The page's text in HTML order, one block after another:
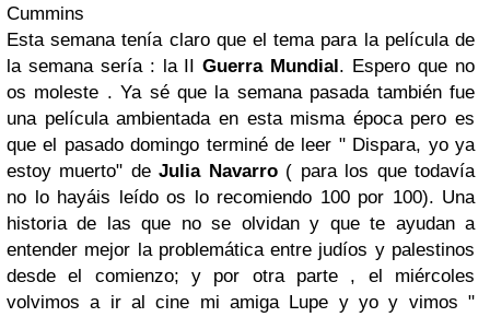
Cummins
Esta semana tenía claro que el tema para la película de
la semana sería : la IIGuerra Mundial. Espero que no
os moleste . Ya sé que la semana pasada también fue
una película ambientada en esta misma época pero es
que el pasado domingo terminé de leer " Dispara, yo ya
estoy muerto" deJulia Navarro( para los que todavía
no lo hayáis leído os lo recomiendo 100 por 100). Una
historia de las que no se olvidan y que te ayudan a
entender mejor la problemática entre judíos y palestinos
desde el comienzo; y por otra parte , el miércoles
volvimos a ir al cine mi amiga Lupe y yo y vimos "